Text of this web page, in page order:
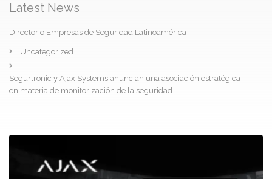
Latest News
Directorio Empresas de Seguridad Latinoamérica
Uncategorized
Segurtronic y Ajax Systems anuncian una asociación estratégica
en materia de monitorización de la seguridad